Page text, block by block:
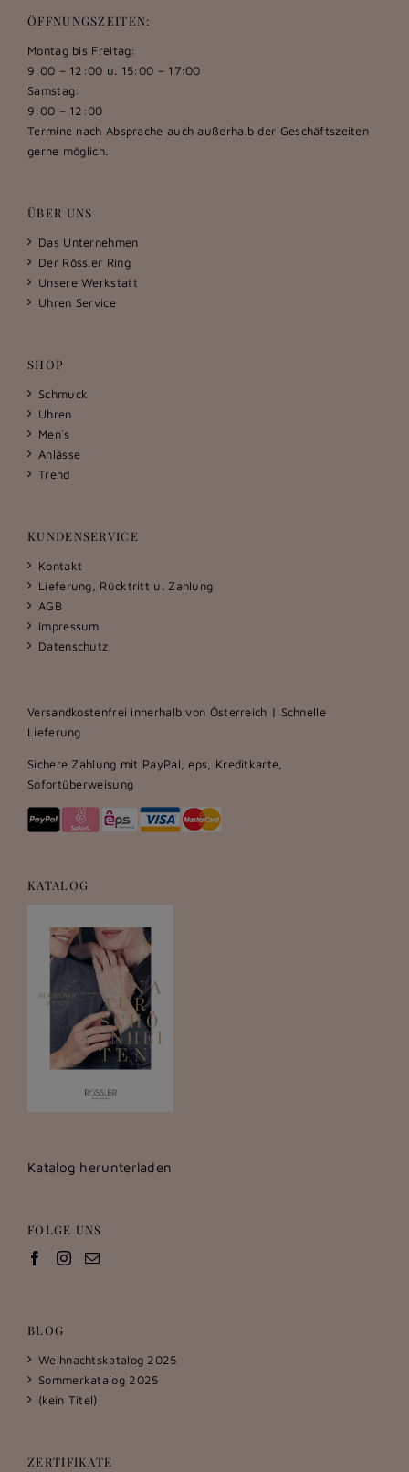
ÖFFNUNGSZEITEN:
Montag bis Freitag:
9:00 – 12:00 u. 15:00 – 17:00
Samstag:
9:00 – 12:00
Termine nach Absprache auch außerhalb der Geschäftszeiten
gerne möglich.
ÜBER UNS
Das Unternehmen
Der Rössler Ring
Unsere Werkstatt
Uhren Service
SHOP
Schmuck
Uhren
Men´s
Anlässe
Trend
KUNDENSERVICE
Kontakt
Lieferung, Rücktritt u. Zahlung
AGB
Impressum
Datenschutz
Versandkostenfrei innerhalb von Österreich | Schnelle
Lieferung
Sichere Zahlung mit PayPal, eps, Kreditkarte,
Sofortüberweisung
KATALOG
Katalog herunterladen
FOLGE UNS
BLOG
Weihnachtskatalog 2025
Sommerkatalog 2025
(kein Titel)
ZERTIFIKATE